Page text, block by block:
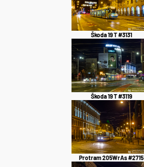
Škoda 19 T #3131
Škoda 19 T #3119
Protram 205WrAs #2715